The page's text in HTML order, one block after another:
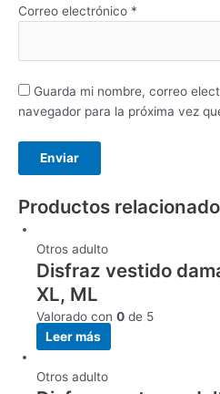
Correo electrónico *
Guarda mi nombre, correo
navegador para la próxima vez
Productos
Otros adulto
Disfraz vestido
XL, ML
Valorado con 0 de 5
Leer más
Otros adulto